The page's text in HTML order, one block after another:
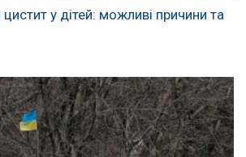
у дітей: можливі причини та